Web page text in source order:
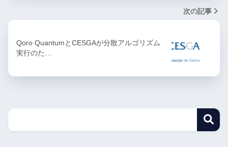
次の記事
Qoro QuantumとCESGAが分散アルゴリズム
実行のた…